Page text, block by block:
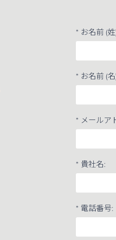
* お名前 (
* お名前 (
* メールア
* 貴社名:
* 電話番号: